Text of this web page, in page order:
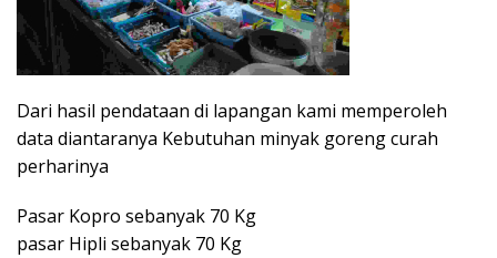
Dari hasil pendataan di lapangan kami memperoleh
data diantaranya Kebutuhan minyak goreng curah
perharinya
Pasar Kopro sebanyak 70 Kg
pasar Hipli sebanyak 70 Kg